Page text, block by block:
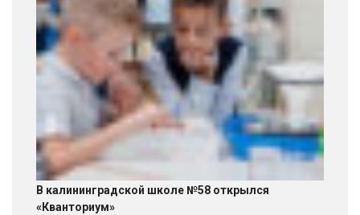
В калининградской школе №58 открылся
«Кванториум»